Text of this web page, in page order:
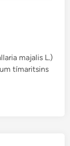
majalis L.)
tímaritsins